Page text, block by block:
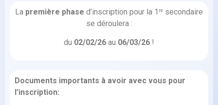
La première phase d’inscription pour la 1 re secondaire
se déroulera :
du 02/02/26 au 06/03/26 !
Documents importants à avoir avec vous pour
l’inscription: